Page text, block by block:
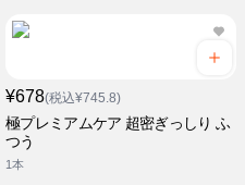
¥678(税込¥745.8)
極プレミアムケア 超密ぎっしり ふ
つう
1本